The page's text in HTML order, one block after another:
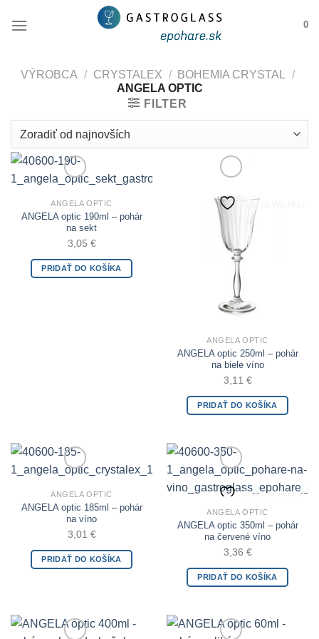
0
VÝROBCA / CRYSTALEX / BOHEMIA CRYSTAL
/
ANGELA OPTIC
FILTER
Add to Wishlist
ANGELA OPTIC
ANGELA optic 190ml – pohár
na sekt
3,05 €
PRIDAŤ DO KOŠÍKA
Add to Wishlist
ANGELA OPTIC
ANGELA optic 250ml – pohár
na biele víno
3,11 €
PRIDAŤ DO KOŠÍKA
Add to Wishlist
ANGELA OPTIC
ANGELA optic 185ml – pohár
na víno
3,01 €
PRIDAŤ DO KOŠÍKA
Add to Wishlist
ANGELA OPTIC
ANGELA optic 350ml – pohár
na červené víno
3,36 €
PRIDAŤ DO KOŠÍKA